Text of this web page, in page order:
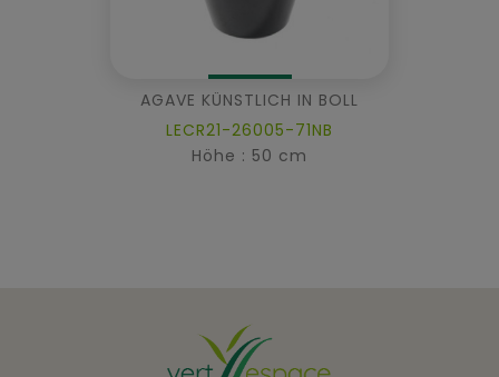
AGAVE KÜNSTLICH IN BOLL
LECR21-26005-71NB
Höhe : 50 cm